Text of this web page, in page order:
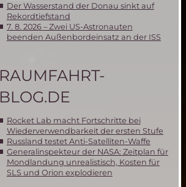
Der Wasserstand der Donau sinkt auf
Rekordtiefstand
7. 8. 2026 – Zwei US-Astronauten
beenden Außenbordeinsatz an der ISS
RAUMFAHRT-
BLOG.DE
Rocket Lab macht Fortschritte bei
Wiederverwendbarkeit der ersten Stufe
Russland testet Anti-Satelliten-Waffe
Generalinspekteur der NASA: Zeitplan für
Mondlandung unrealistisch, Kosten für
SLS und Orion explodieren